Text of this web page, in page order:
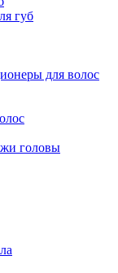
губ
для волос
головы